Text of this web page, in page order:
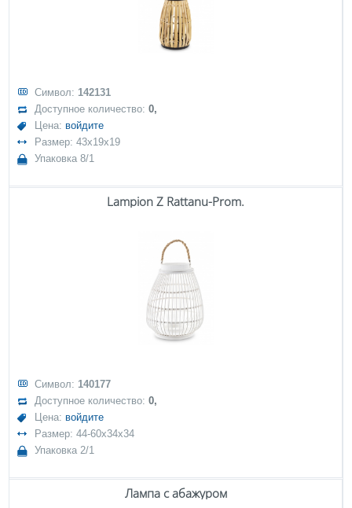
Символ: 142131
Доступное количество:0,
Цена: войдите
Размер: 43x19x19
Упаковка 8/1
Lampion Z Rattanu-Prom.
Символ: 140177
Доступное количество:0,
Цена: войдите
Размер: 44-60x34x34
Упаковка 2/1
Лампа с абажуром